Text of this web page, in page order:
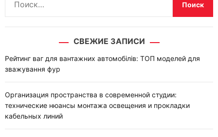
:
СВЕЖИЕ ЗАПИСИ
Рейтинг ваг для вантажних автомобілів: ТОП моделей для
зважування фур
Организация пространства в современной студии:
технические нюансы монтажа освещения и прокладки
кабельных линий